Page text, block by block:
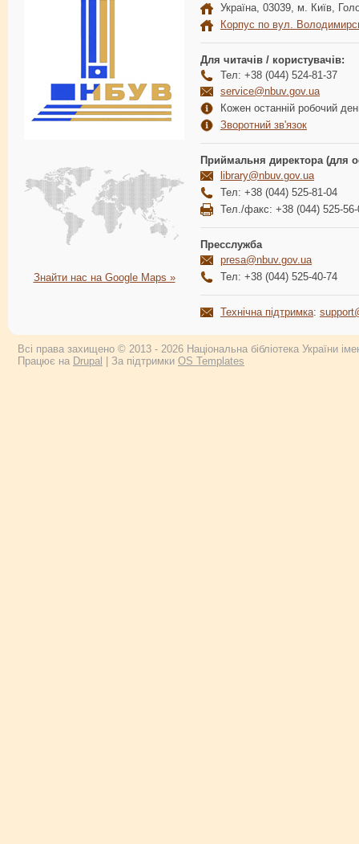
Знайти нас на Google Maps »
Україна, 03039, м. Київ,
Корпус по вул.
Для читачів / користувачів:
Тел: +38 (044) 524-81-37
service@nbuv.gov.ua
Кожен останній робочий
Зворотний зв'язок
Приймальня директора (для
library@nbuv.gov.ua
Тел: +38 (044) 525-81-04
Тел./факс: +38 (044) 525-56-
Пресслужба
presa@nbuv.gov.ua
Тел: +38 (044) 525-40-74
Технічна підтримка:
Всі права захищено © 2013 - 2026 Національна бібліотека України
Працює на Drupal | За підтримки OS Templates